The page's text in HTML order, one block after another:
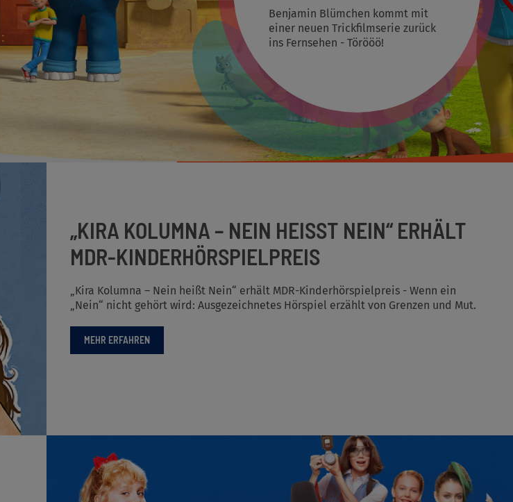
Benjamin Blümchen kommt mit
einer neuen Trickfilmserie zurück
ins Fernsehen - Törööö!
„KIRA KOLUMNA – NEIN HEISST NEIN“ ERHÄLT M
DR-KINDERHÖRSPIELPREIS
„Kira Kolumna – Nein heißt Nein“ erhält MDR-Kinderhörspielpreis - Wenn ein
„Nein“ nicht gehört wird: Ausgezeichnetes Hörspiel erzählt von Grenzen und Mut.
MEHR ERFAHREN